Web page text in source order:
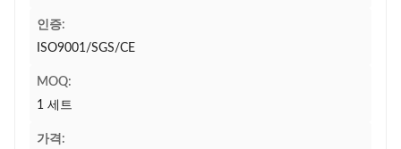
인증:
ISO9001/SGS/CE
MOQ:
1 세트
가격: